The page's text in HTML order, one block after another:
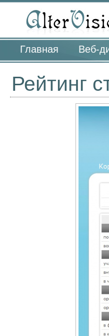
Главная Веб-
Рейтинг